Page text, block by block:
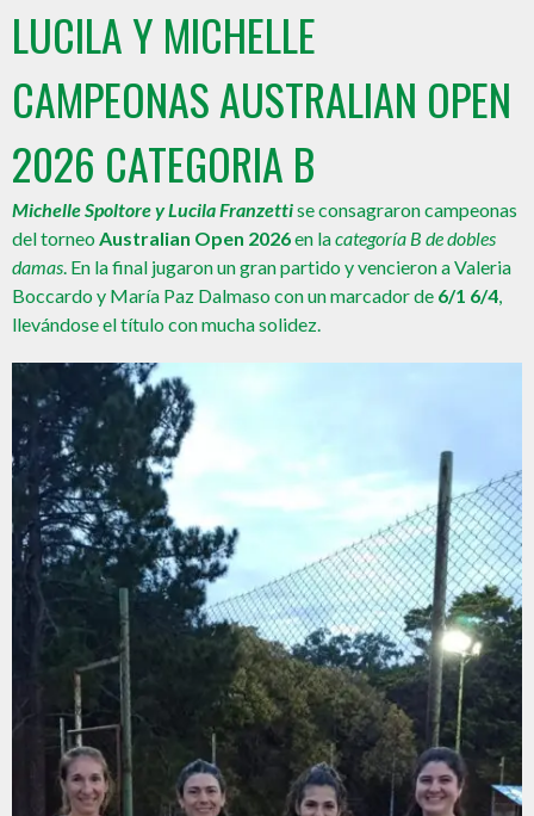
LUCILA Y MICHELLE
CAMPEONAS AUSTRALIAN OPEN
2026 CATEGORIA B
Michelle Spoltore y Lucila Franzettise consagraron campeonas
del torneo Australian Open 2026en lacategoría B de dobles
damas . En la final jugaron un gran partido y vencieron a Valeria
Boccardo y María Paz Dalmaso con un marcador de 6/1 6/4
llevándose el título con mucha solidez.